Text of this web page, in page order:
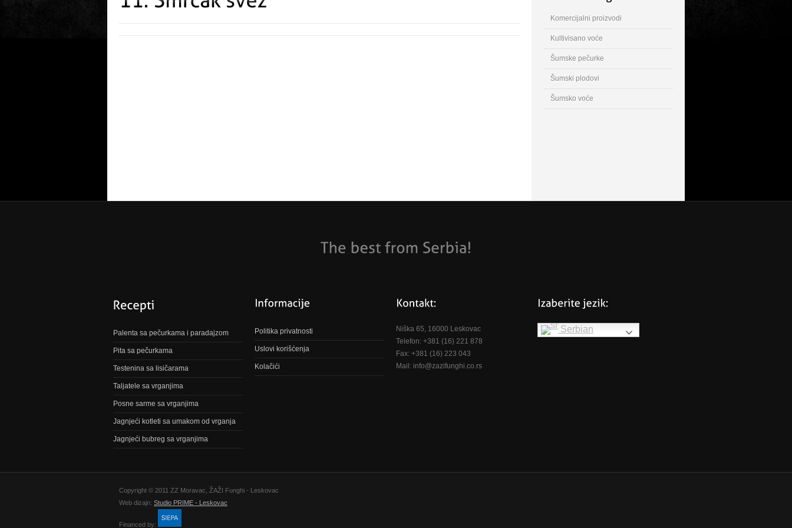
Komercijalni proizvodi
Kultivisano voće
Šumske pečurke
Šumski plodovi
Šumsko voće
Palenta sa pečurkama i paradajzom
Pita sa pečurkama
Testenina sa lisičarama
Taljatele sa vrganjima
Posne sarme sa vrganjima
Jagnjeći kotleti sa umakom od vrganja
Jagnjeći bubreg sa vrganjima
Politika privatnosti
Uslovi korišćenja
Kolačići
Niška 65, 16000 Leskovac
Telefon: +381 (16) 221 878
Fax: +381 (16) 223 043
Mail: info@zazifunghi.co.rs
Serbian
Copyright © 2011 ZZ Moravac, ŽAŽI Funghi - Leskovac
Web dizajn: Studio PRIME - Leskovac
Financed by: